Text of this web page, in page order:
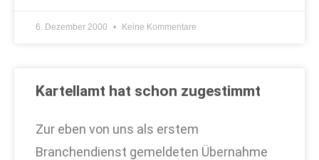
6. Dezember 2000 Keine Kommentare
Kartellamt hat schon zugestimmt
Zur eben von uns als erstem
Branchendienst gemeldeten Übernahme